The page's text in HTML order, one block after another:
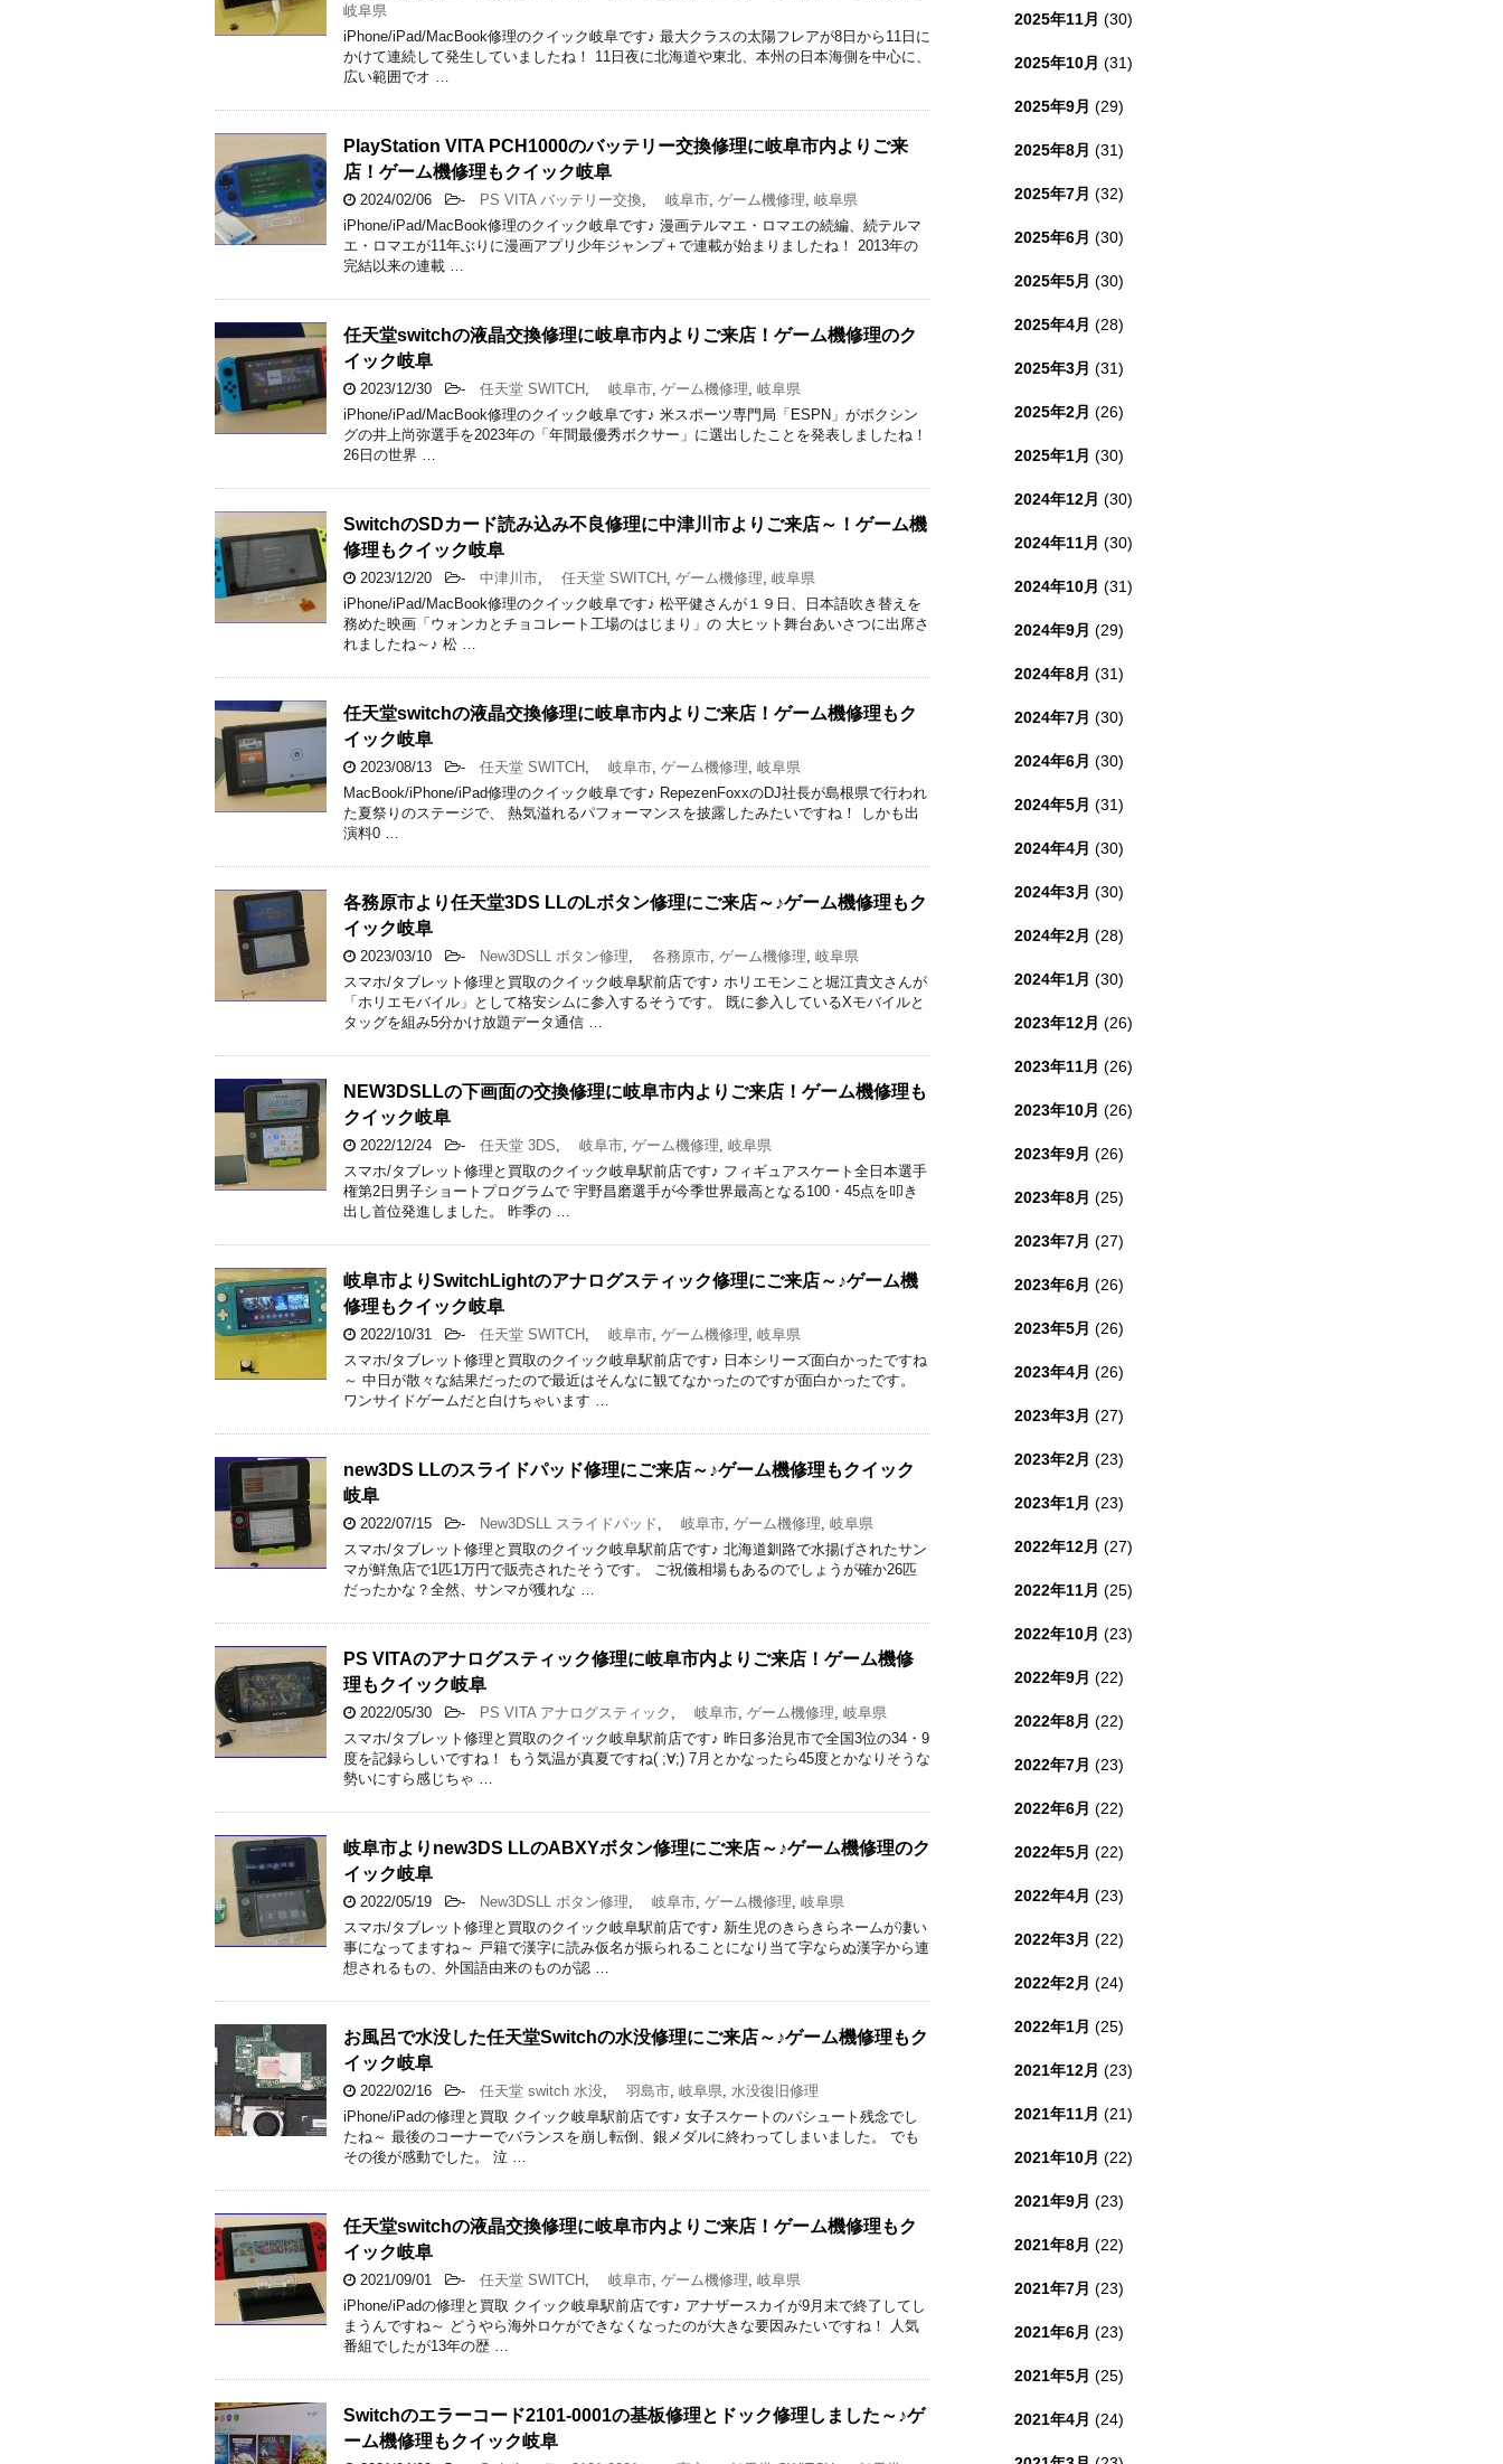
岐阜県
iPhone/iPad/MacBook修理のクイック岐阜です♪ 最大クラスの太陽フレアが8日から11日に
かけて連続して発生していましたね！ 11日夜に北海道や東北、本州の日本海側を中心に、
広い範囲でオ …
PlayStation VITA PCH1000のバッテリー交換修理に岐阜市内よりご来
店！ゲーム機修理もクイック岐阜
2024/02/06 - PS VITA バッテリー交換, 岐阜市, ゲーム機修理, 岐阜県
iPhone/iPad/MacBook修理のクイック岐阜です♪ 漫画テルマエ・ロマエの続編、続テルマ
エ・ロマエが11年ぶりに漫画アプリ少年ジャンプ＋で連載が始まりましたね！ 2013年の
完結以来の連載 …
任天堂switchの液晶交換修理に岐阜市内よりご来店！ゲーム機修理のク
イック岐阜
2023/12/30 - 任天堂 SWITCH , 岐阜市, ゲーム機修理, 岐阜県
iPhone/iPad/MacBook修理のクイック岐阜です♪ 米スポーツ専門局「ESPN」がボクシン
グの井上尚弥選手を2023年の「年間最優秀ボクサー」に選出したことを発表しましたね！
26日の世界 …
SwitchのSDカード読み込み不良修理に中津川市よりご来店～！ゲーム機
修理もクイック岐阜
2023/12/20 - 中津川市, 任天堂 SWITCH , ゲーム機修理, 岐阜県
iPhone/iPad/MacBook修理のクイック岐阜です♪ 松平健さんが１９日、日本語吹き替えを
務めた映画「ウォンカとチョコレート工場のはじまり」の 大ヒット舞台あいさつに出席さ
れましたね～♪ 松 …
任天堂switchの液晶交換修理に岐阜市内よりご来店！ゲーム機修理もク
イック岐阜
2023/08/13 - 任天堂 SWITCH , 岐阜市, ゲーム機修理, 岐阜県
MacBook/iPhone/iPad修理のクイック岐阜です♪ RepezenFoxxのDJ社長が島根県で行われ
た夏祭りのステージで、 熱気溢れるパフォーマンスを披露したみたいですね！ しかも出
演料0 …
各務原市より任天堂3DS LLのLボタン修理にご来店～♪ゲーム機修理もク
イック岐阜
2023/03/10 - New3DSLL ボタン修理, 各務原市, ゲーム機修理, 岐阜県
スマホ/タブレット修理と買取のクイック岐阜駅前店です♪ ホリエモンこと堀江貴文さんが
「ホリエモバイル」として格安シムに参入するそうです。 既に参入しているXモバイルと
タッグを組み5分かけ放題データ通信 …
NEW3DSLLの下画面の交換修理に岐阜市内よりご来店！ゲーム機修理も
クイック岐阜
2022/12/24 - 任天堂 3DS, 岐阜市, ゲーム機修理, 岐阜県
スマホ/タブレット修理と買取のクイック岐阜駅前店です♪ フィギュアスケート全日本選手
権第2日男子ショートプログラムで 宇野昌磨選手が今季世界最高となる100・45点を叩き
出し首位発進しました。 昨季の …
岐阜市よりSwitchLightのアナログスティック修理にご来店～♪ゲーム機
修理もクイック岐阜
2022/10/31 - 任天堂 SWITCH , 岐阜市, ゲーム機修理, 岐阜県
スマホ/タブレット修理と買取のクイック岐阜駅前店です♪ 日本シリーズ面白かったですね
～ 中日が散々な結果だったので最近はそんなに観てなかったのですが面白かったです。
ワンサイドゲームだと白けちゃいます …
new3DS LLのスライドパッド修理にご来店～♪ゲーム機修理もクイック
岐阜
2022/07/15 - New3DSLL スライドパッド, 岐阜市, ゲーム機修理, 岐阜県
スマホ/タブレット修理と買取のクイック岐阜駅前店です♪ 北海道釧路で水揚げされたサン
マが鮮魚店で1匹1万円で販売されたそうです。 ご祝儀相場もあるのでしょうが確か26匹
だったかな？全然、サンマが獲れな …
PS VITAのアナログスティック修理に岐阜市内よりご来店！ゲーム機修
理もクイック岐阜
2022/05/30 - PS VITA アナログスティック , 岐阜市, ゲーム機修理, 岐阜県
スマホ/タブレット修理と買取のクイック岐阜駅前店です♪ 昨日多治見市で全国3位の34・9
度を記録らしいですね！ もう気温が真夏ですね( ;∀;) 7月とかなったら45度とかなりそうな
勢いにすら感じちゃ …
岐阜市よりnew3DS LLのABXYボタン修理にご来店～♪ゲーム機修理のク
イック岐阜
2022/05/19 - New3DSLL ボタン修理, 岐阜市, ゲーム機修理, 岐阜県
スマホ/タブレット修理と買取のクイック岐阜駅前店です♪ 新生児のきらきらネームが凄い
事になってますね～ 戸籍で漢字に読み仮名が振られることになり当て字ならぬ漢字から連
想されるもの、外国語由来のものが認 …
お風呂で水没した任天堂Switchの水没修理にご来店～♪ゲーム機修理もク
イック岐阜
2022/02/16 - 任天堂 switch 水没, 羽島市, 岐阜県, 水没復旧修理
iPhone/iPadの修理と買取 クイック岐阜駅前店です♪ 女子スケートのパシュート残念でし
たね～ 最後のコーナーでバランスを崩し転倒、銀メダルに終わってしまいました。 でも
その後が感動でした。 泣 …
任天堂switchの液晶交換修理に岐阜市内よりご来店！ゲーム機修理もク
イック岐阜
2021/09/01 - 任天堂 SWITCH , 岐阜市, ゲーム機修理, 岐阜県
iPhone/iPadの修理と買取 クイック岐阜駅前店です♪ アナザースカイが9月末で終了してし
まうんですね～ どうやら海外ロケができなくなったのが大きな要因みたいですね！ 人気
番組でしたが13年の歴 …
Switchのエラーコード2101-0001の基板修理とドック修理しました～♪ゲ
ーム機修理もクイック岐阜
2025年11月 (30)
2025年10月 (31)
2025年9月 (29)
2025年8月 (31)
2025年7月 (32)
2025年6月 (30)
2025年5月 (30)
2025年4月 (28)
2025年3月 (31)
2025年2月 (26)
2025年1月 (30)
2024年12月 (30)
2024年11月 (30)
2024年10月 (31)
2024年9月 (29)
2024年8月 (31)
2024年7月 (30)
2024年6月 (30)
2024年5月 (31)
2024年4月 (30)
2024年3月 (30)
2024年2月 (28)
2024年1月 (30)
2023年12月 (26)
2023年11月 (26)
2023年10月 (26)
2023年9月 (26)
2023年8月 (25)
2023年7月 (27)
2023年6月 (26)
2023年5月 (26)
2023年4月 (26)
2023年3月 (27)
2023年2月 (23)
2023年1月 (23)
2022年12月 (27)
2022年11月 (25)
2022年10月 (23)
2022年9月 (22)
2022年8月 (22)
2022年7月 (23)
2022年6月 (22)
2022年5月 (22)
2022年4月 (23)
2022年3月 (22)
2022年2月 (24)
2022年1月 (25)
2021年12月 (23)
2021年11月 (21)
2021年10月 (22)
2021年9月 (23)
2021年8月 (22)
2021年7月 (23)
2021年6月 (23)
2021年5月 (25)
2021年4月 (24)